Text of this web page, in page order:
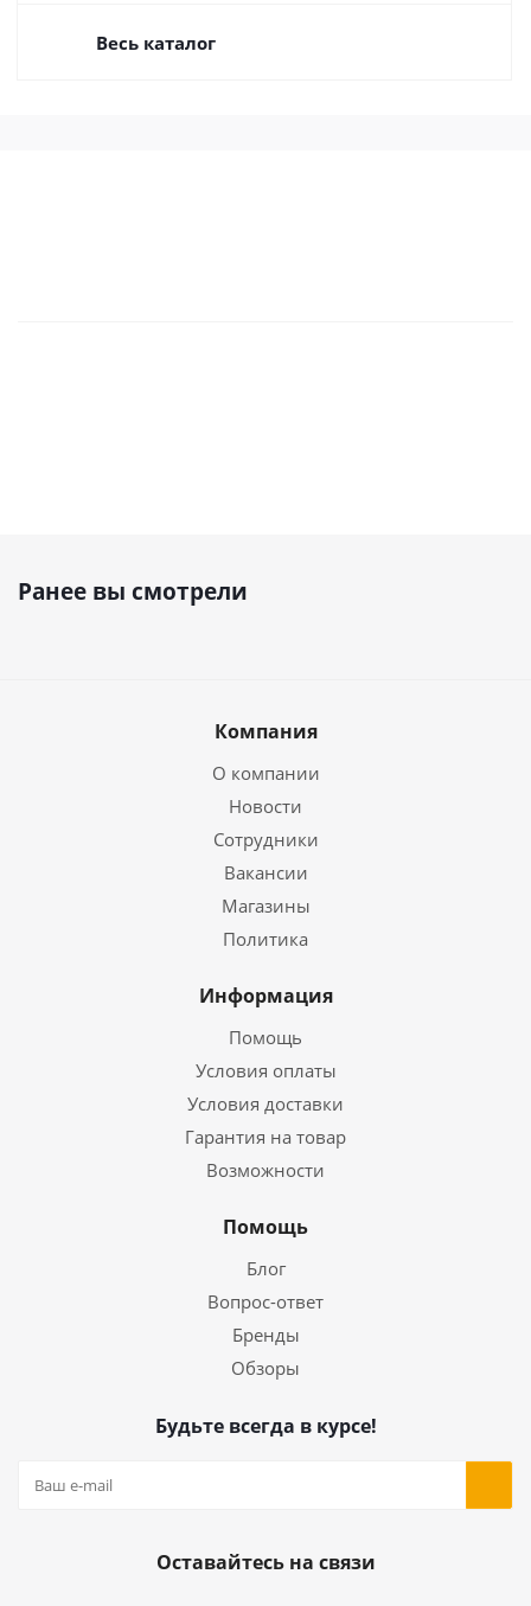
Весь каталог
Ранее вы смотрели
Компания
О компании
Новости
Сотрудники
Вакансии
Магазины
Политика
Информация
Помощь
Условия оплаты
Условия доставки
Гарантия на товар
Возможности
Помощь
Блог
Вопрос-ответ
Бренды
Обзоры
Будьте всегда в курсе!
Оставайтесь на связи